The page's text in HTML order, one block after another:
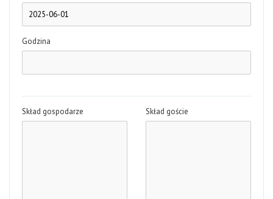
Godzina
Skład gospodarze Skład goście